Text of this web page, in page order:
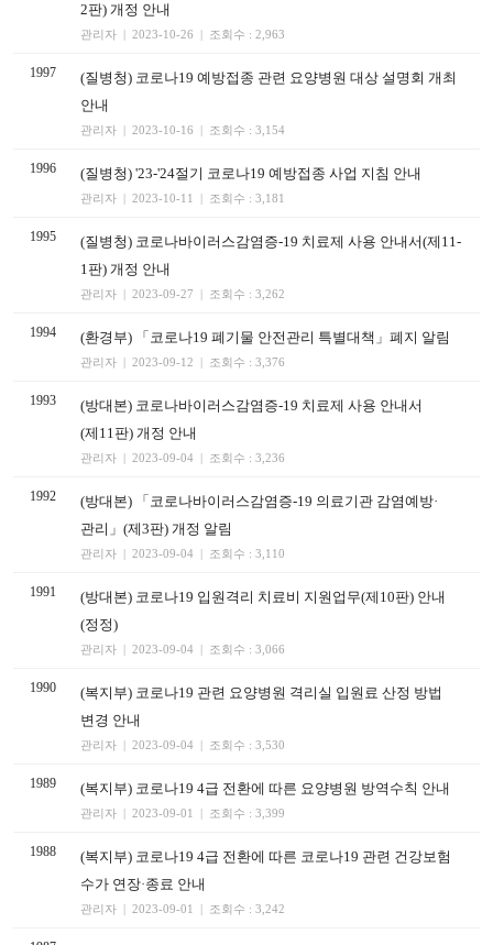
2판) 개정 안내
관리자 | 2023-10-26 | 조회수 : 2,963
1997
(질병청) 코로나19 예방접종 관련 요양병원 대상 설명회 개최
안내
관리자 | 2023-10-16 | 조회수 : 3,154
1996 (질병청) '23-'24절기 코로나19 예방접종 사업 지침 안내
관리자 | 2023-10-11 | 조회수 : 3,181
1995
(질병청) 코로나바이러스감염증-19 치료제 사용 안내서(제11-
1판) 개정 안내
관리자 | 2023-09-27 | 조회수 : 3,262
1994 (환경부) 「코로나19 폐기물 안전관리 특별대책」폐지 알림
관리자 | 2023-09-12 | 조회수 : 3,376
1993
(방대본) 코로나바이러스감염증-19 치료제 사용 안내서
(제11판) 개정 안내
관리자 | 2023-09-04 | 조회수 : 3,236
1992
(방대본) 「코로나바이러스감염증-19 의료기관 감염예방·
관리」(제3판) 개정 알림
관리자 | 2023-09-04 | 조회수 : 3,110
1991
(방대본) 코로나19 입원격리 치료비 지원업무(제10판) 안내
(정정)
관리자 | 2023-09-04 | 조회수 : 3,066
1990
(복지부) 코로나19 관련 요양병원 격리실 입원료 산정 방법
변경 안내
관리자 | 2023-09-04 | 조회수 : 3,530
1989 (복지부) 코로나19 4급 전환에 따른 요양병원 방역수칙 안내
관리자 | 2023-09-01 | 조회수 : 3,399
1988
(복지부) 코로나19 4급 전환에 따른 코로나19 관련 건강보험
수가 연장·종료 안내
관리자 | 2023-09-01 | 조회수 : 3,242